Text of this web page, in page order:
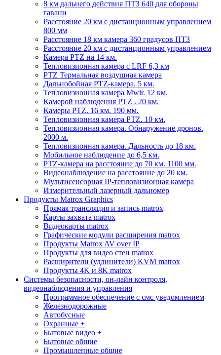
8 км дальнего действия ПТЗ 640 для обороны
гавани
Расстояние 20 км с дистанционным управлением
800 мм
Расстояние 18 км камера 360 градусов ПТЗ
Расстояние 20 км с дистанционным управлением
Камера PTZ на 14 км.
Тепловизионная камера с LRF 6,3 км
PTZ Термальная воздушная камера
Дальнобойная PTZ-камера. 5 км.
Тепловизионная камера Mwir. 12 км.
Камерой наблюдения PTZ . 20 км.
Камеры PTZ. 16 км. 190 мм.
Тепловизионная камера PTZ. 10 км.
Тепловизионная камера. Обнаружение дронов.
2000 м.
Тепловизионная камера. Дальность до 18 км.
Мобильное наблюдение до 6,5 км.
PTZ-камера на расстояние до 70 км. 1100 мм.
Видеонаблюдение на расстояние до 20 км.
Мультисенсорная IP-тепловизионная камера
Измерительный лазерный дальномер
Продукты Matrox Graphics
Прямая трансляция и запись matrox
Карты захвата matrox
Видеокарты matrox
Графические модули расширения matrox
Продукты Matrox AV over IP
Продукты для видео стен matrox
Расширители (удлинители) KVM matrox
Продукты 4K и 8K matrox
Системы безопасности, он-лайн контроля,
видеонаблюдения и управления
Программное обеспечение с смс уведомлением
Железнодорожные
Автобусные
Охранные +
Бытовые видео +
Бытовые общие
Промышленные общие